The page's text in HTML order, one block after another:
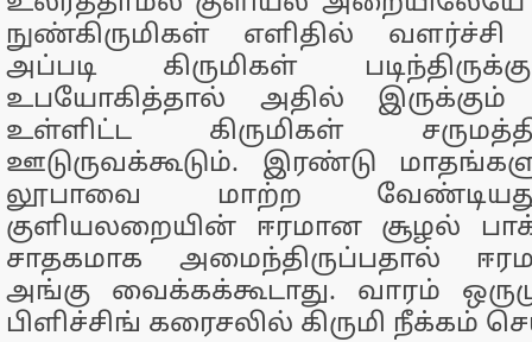
நுண்கிருமிகள் எளிதில் வளர்ச்சி
அப்படி கிருமிகள்
உபயோகித்தால் அதில் இருக்கும்
உள்ளிட்ட கிருமிகள்
ஊடுருவக்கூடும். இரண்டு
லூபாவை மாற்ற
குளியலறையின் ஈரமான சூழல்
சாதகமாக அமைந்திருப்பதால்
அங்கு வைக்கக்கூடாது. வாரம்
பிளிச்சிங் கரைசலில் கிருமி நீக்கம்